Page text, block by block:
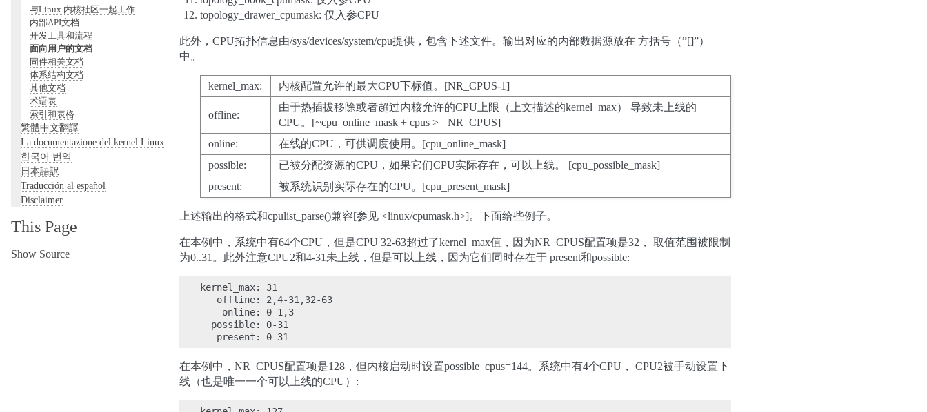
与Linux 内核社区一起工作
内部API文档
开发工具和流程
面向用户的文档
固件相关文档
体系结构文档
其他文档
术语表
索引和表格
繁體中文翻譯
La documentazione del kernel Linux
한국어 번역
日本語訳
Traducción al español
Disclaimer
This Page
Show Source
topology_drawer_cpumask: 仅入参CPU
此外，CPU拓扑信息由/sys/devices/system/cpu提供，包含下述文件。输出对应的内部数据源放在 方括号（”[]”）
中。
kernel_max: 内核配置允许的最大CPU下标值。[NR_CPUS-1]
offline:
由于热插拔移除或者超过内核允许的CPU上限（上文描述的kernel_max） 导致未上线的
CPU。[~cpu_online_mask + cpus >= NR_CPUS]
online:
在线的CPU，可供调度使用。[cpu_online_mask]
possible:
已被分配资源的CPU，如果它们CPU实际存在，可以上线。 [cpu_possible_mask]
present:
被系统识别实际存在的CPU。[cpu_present_mask]
上述输出的格式和cpulist_parse()兼容[参见 <linux/cpumask.h>]。下面给些例子。
在本例中，系统中有64个CPU，但是CPU 32-63超过了kernel_max值，因为NR_CPUS配置项是32， 取值范围被限制
为0..31。此外注意CPU2和4-31未上线，但是可以上线，因为它们同时存在于 present和possible:
kernel_max: 31
   offline: 2,4-31,32-63
    online: 0-1,3
  possible: 0-31
在本例中，NR_CPUS配置项是128，但内核启动时设置possible_cpus=144。系统中有4个CPU， CPU2被手动设置下
线（也是唯一一个可以上线的CPU）: